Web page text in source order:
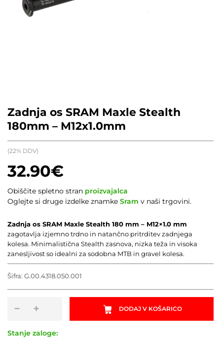
Zadnja os SRAM Maxle Stealth
180mm – M12x1.0mm
32.90€
(22% DDV)
Zadnja os SRAM Maxle Stealth 180 mm – M12×1.0 mm
zagotavlja izjemno trdno in natančno pritrditev zadnjega
kolesa. Minimalistična Stealth zasnova, nizka teža in visoka
zanesljivost so idealni za sodobna MTB in gravel kolesa.
−
os
Maxle
+ DODAJ V KOŠARICO
Obiščite spletno stran proizvajalca
Oglejte si druge izdelke znamke Sram v naši trgovini.
Šifra: G.00.4318.050.001
Stanje zaloge: